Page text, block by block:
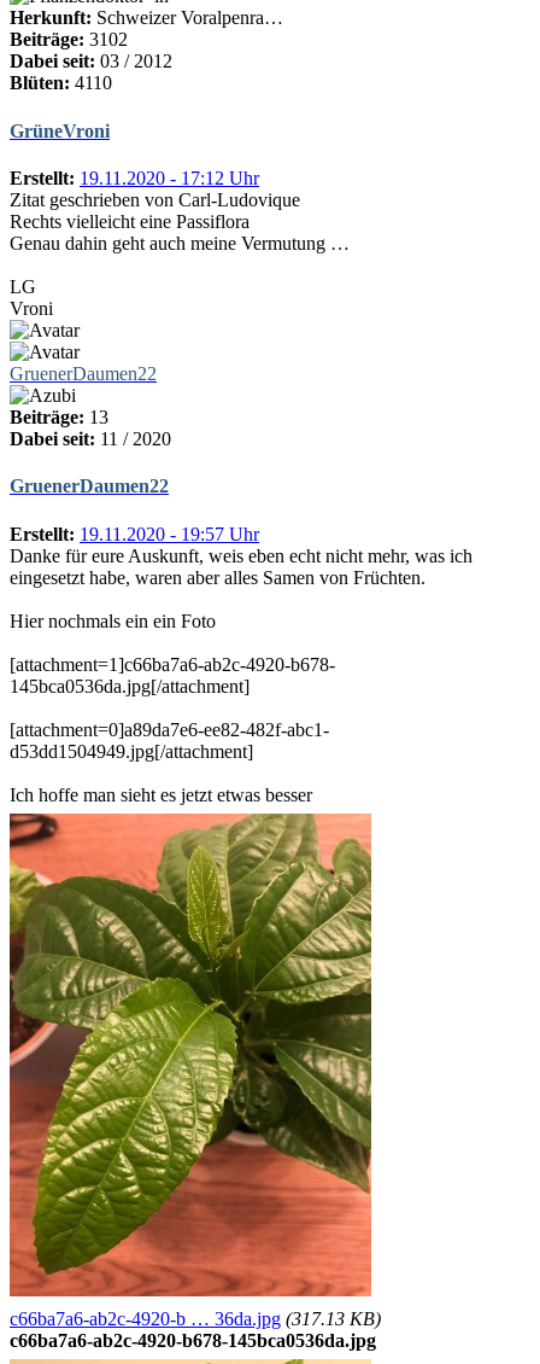
Herkunft: Schweizer Voralpenra…
Beiträge: 3102
Dabei seit: 03 / 2012
Blüten: 4110
GrüneVroni
Erstellt: 19.11.2020 - 17:12 Uhr
Zitat geschrieben von Carl-Ludovique
Rechts vielleicht eine Passiflora
Genau dahin geht auch meine Vermutung …
LG
Vroni
GruenerDaumen22
Beiträge: 13
Dabei seit: 11 / 2020
GruenerDaumen22
Erstellt: 19.11.2020 - 19:57 Uhr
Danke für eure Auskunft, weis eben echt nicht mehr, was ich
eingesetzt habe, waren aber alles Samen von Früchten.
Hier nochmals ein ein Foto
[attachment=1]c66ba7a6-ab2c-4920-b678-
145bca0536da.jpg[/attachment]
[attachment=0]a89da7e6-ee82-482f-abc1-
d53dd1504949.jpg[/attachment]
Ich hoffe man sieht es jetzt etwas besser
c66ba7a6-ab2c-4920-b … 36da.jpg (317.13 KB)
c66ba7a6-ab2c-4920-b678-145bca0536da.jpg